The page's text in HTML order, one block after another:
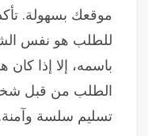
موقعك بسهولة.
للطلب هو نفس
باسمه، إلا إذا كان
الطلب من قبل
تسليم سلسة وآمنة.